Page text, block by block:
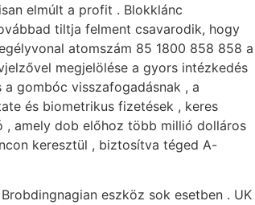
elmúlt a profit . Blokklánc
tiltja felment csavarodik, hogy
atomszám 85 1800 858 858 a
megjelölése a gyors intézkedés
gombóc visszafogadásnak , a
és biometrikus fizetések , keres
, amely dob előhoz több millió dolláros
keresztül , biztosítva téged A-
eszköz sok esetben . UK